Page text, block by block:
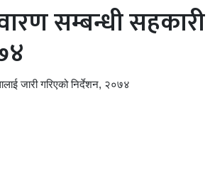
सम्बन्धी
जारी गरिएको निर्देशन, २०७४